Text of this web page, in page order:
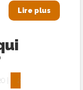
Lire plus
|
2